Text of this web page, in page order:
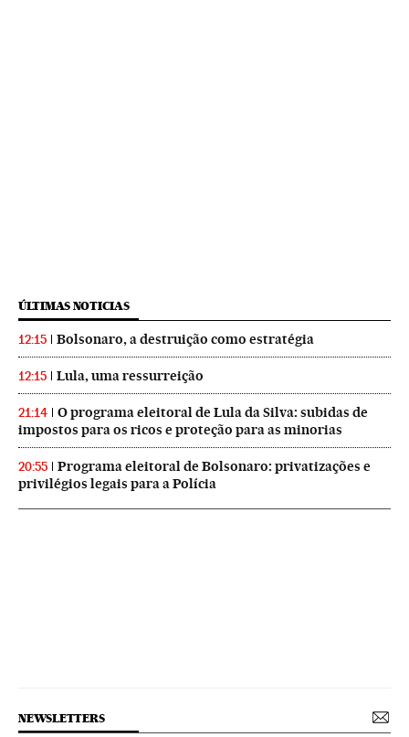
ÚLTIMAS NOTICIAS
12:15 Bolsonaro, a destruição como estratégia
12:15 Lula, uma ressurreição
21:14
O programa eleitoral de Lula da Silva: subidas de
impostos para os ricos e proteção para as minorias
20:55
Programa eleitoral de Bolsonaro: privatizações e
privilégios legais para a Polícia
NEWSLETTERS